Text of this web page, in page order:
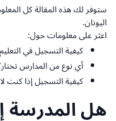
ستوفر لك هذه المقالة كل
اليونان.
اعثر على معلومات حول:
كيفية التسجيل في
أي نوع من المدارس
كيفية التسجيل إذا كنت لا
هل المدرسة